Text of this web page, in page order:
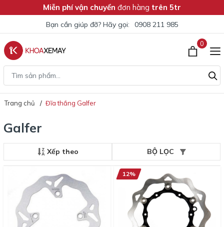
Miễn phí vận chuyển đơn hàng trên 5tr
Bạn cần giúp đỡ? Hãy gọi: 0908 211 985
0
Trang chủ Đĩa thắng Galfer
Galfer
Xếp theo BỘ LỌC
12%